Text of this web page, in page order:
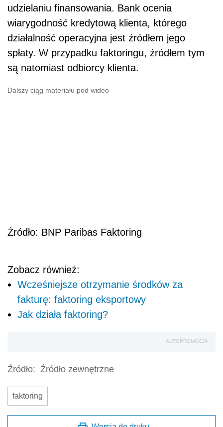
udzielaniu finansowania. Bank ocenia
wiarygodność kredytową klienta, którego
działalność operacyjna jest źródłem jego
spłaty. W przypadku faktoringu, źródłem tym
są natomiast odbiorcy klienta.
Dalszy ciąg materiału pod wideo
Źródło: BNP Paribas Faktoring
Zobacz również:
Wcześniejsze otrzymanie środków za
fakturę: faktoring eksportowy
Jak działa faktoring?
AUTOPROMOCJA
Źródło: Źródło zewnętrzne
faktoring